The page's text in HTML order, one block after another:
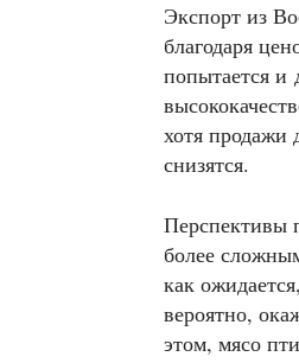
Экспорт из
благодаря
попытается и
хотя продажи
снизятся.
Перспективы
более
как
вероятно,
этом, мясо